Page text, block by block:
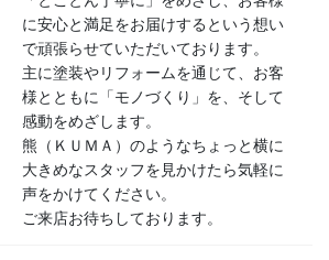
に安心と満足をお届けするという想い
で頑張らせていただいております。
主に塗装やリフォームを通じて、お客
様とともに「モノづくり」を、そして
感動をめざします。
熊（ＫＵＭＡ）のようなちょっと横に
大きめなスタッフを見かけたら気軽に
声をかけてください。
ご来店お待ちしております。